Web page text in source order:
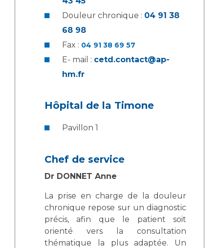
Mouvement Parcours Handicap 13
Activité physique
Maladies rares
Maternité Hôpital Nord
Adresser un patient
Réseaux de soins
Adresser un examen au Laboratoire de Biologie
Cancérologie
Anatomie et Cytologie Pathologiques
Communiqués de presse
Dossiers de presse
Médiathèque
Douleur chronique : 04 91 38
68 98
Fax : 04 91 38 69 57
E- mail : cetd.contact@ap-
hm.fr
Hôpital de la Timone
Pavillon 1
Chef de service
Dr DONNET Anne
La prise en charge de la douleur
chronique repose sur un diagnostic
précis, afin que le patient soit
orienté vers la consultation
thématique la plus adaptée. Un